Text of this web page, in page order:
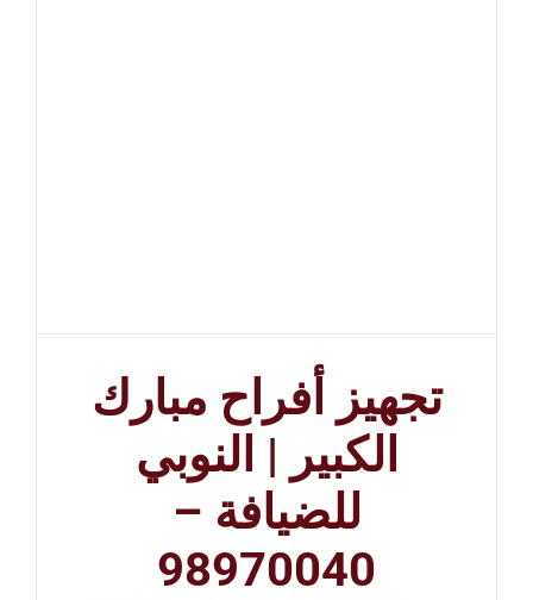
تجهيز أفراح مبارك
الكبير | النوبي
للضيافة –
98970040